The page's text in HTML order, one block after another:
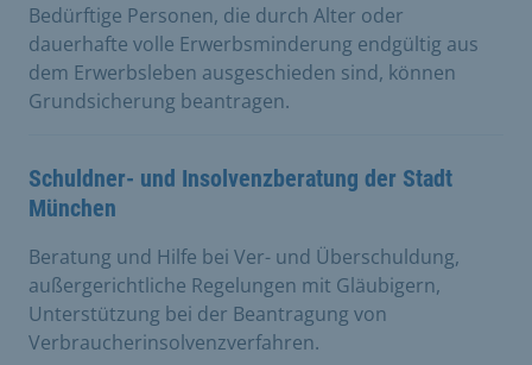
Bedürftige Personen, die durch Alter oder
dauerhafte volle Erwerbsminderung endgültig aus
dem Erwerbsleben ausgeschieden sind, können
Grundsicherung beantragen.
Schuldner- und Insolvenzberatung der Stadt
München
Beratung und Hilfe bei Ver- und Überschuldung,
außergerichtliche Regelungen mit Gläubigern,
Unterstützung bei der Beantragung von
Verbraucherinsolvenzverfahren.